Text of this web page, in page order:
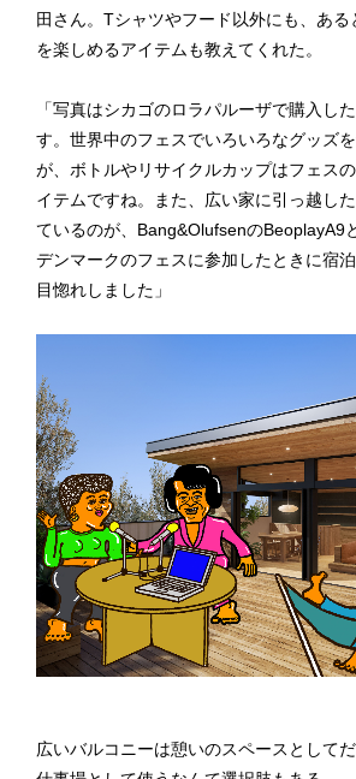
田さん。Tシャツやフード以外にも、あ
を楽しめるアイテムも教えてくれた。
「写真はシカゴのロラパルーザで購入し
す。世界中のフェスでいろいろなグッズ
が、ボトルやリサイクルカップはフェス
イテムですね。また、広い家に引っ越し
ているのが、Bang&OlufsenのBeoplayA9
デンマークのフェスに参加したときに宿
目惚れしました」
広いバルコニーは憩いのスペースとして